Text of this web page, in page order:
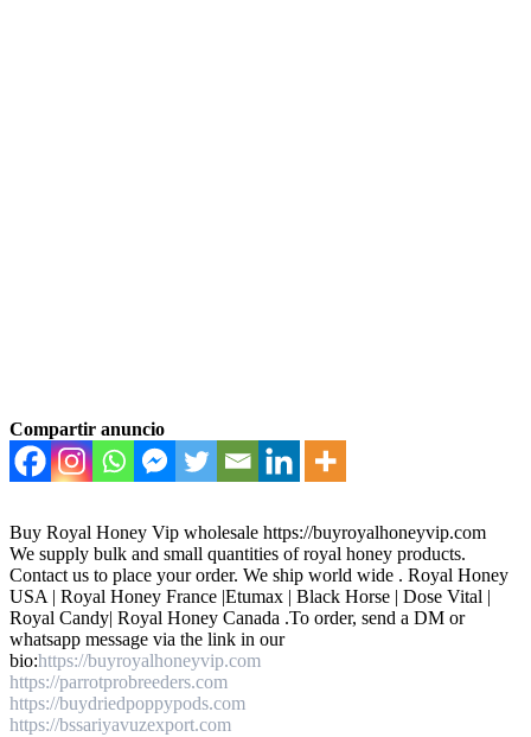
Compartir anuncio
Buy Royal Honey Vip wholesale https://buyroyalhoneyvip.com
We supply bulk and small quantities of royal honey products.
Contact us to place your order. We ship world wide . Royal Honey
USA | Royal Honey France |Etumax | Black Horse | Dose Vital |
Royal Candy| Royal Honey Canada .To order, send a DM or
whatsapp message via the link in our
bio:https://buyroyalhoneyvip.com
https://parrotprobreeders.com
https://buydriedpoppypods.com
https://bssariyavuzexport.com